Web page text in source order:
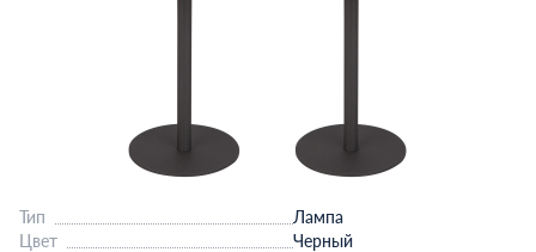
Тип
Лампа
Цвет
Черный